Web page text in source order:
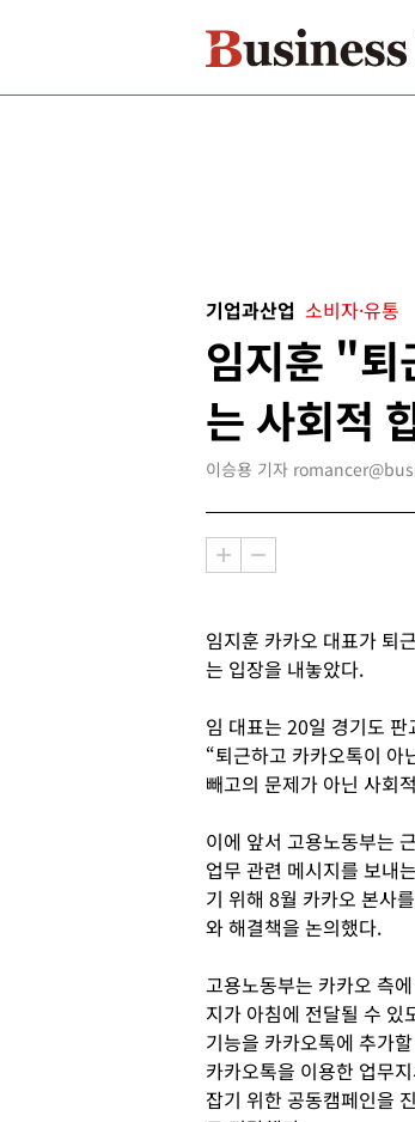
기업과산업 소비자·유통
임지훈 "퇴
는 사회적
이승용 기자
임지훈 카카오 대표가 퇴
는 입장을 내놓았다.
임 대표는 20일 경기도 판
“퇴근하고 카카오톡이 아
빼고의 문제가 아닌 사회
이에 앞서 고용노동부는
업무 관련 메시지를 보내
기 위해 8월 카카오 본사
와 해결책을 논의했다.
고용노동부는 카카오 측
지가 아침에 전달될 수 있
기능을 카카오톡에 추가
카카오톡을 이용한 업무
잡기 위한 공동캠페인을